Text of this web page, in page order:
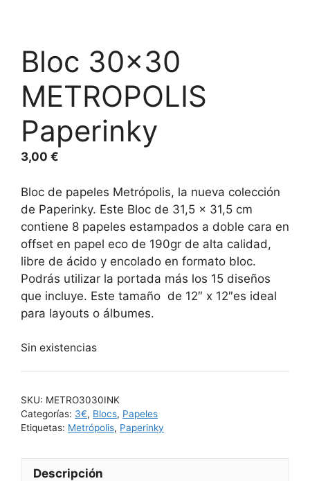
Bloc 30×30
METROPOLIS
Paperinky
3,00 €
Bloc de papeles Metrópolis, la nueva colección
de Paperinky. Este Bloc de 31,5 x 31,5 cm
contiene 8 papeles estampados a doble cara en
offset en papel eco de 190gr de alta calidad,
libre de ácido y encolado en formato bloc.
Podrás utilizar la portada más los 15 diseños
que incluye. Este tamaño de 12″ x 12″es ideal
para layouts o álbumes.
Sin existencias
SKU: METRO3030INK
Categorías: 3€, Blocs, Papeles
Etiquetas: Metrópolis, Paperinky
Descripción